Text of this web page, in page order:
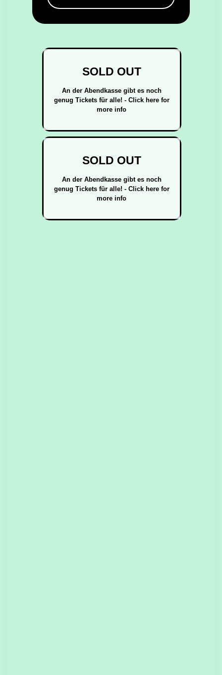
SOLD OUT
An der Abendkasse gibt es noch
genug Tickets für alle! - Click here for
more info
SOLD OUT
An der Abendkasse gibt es noch
genug Tickets für alle! - Click here for
more info